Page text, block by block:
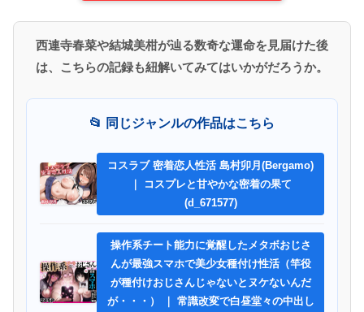
西連寺春菜や結城美柑が辿る数奇な運命を見届けた後
は、こちらの記録も紐解いてみてはいかがだろうか。
📂 同じジャンルの作品はこちら
コスラブ 密着恋人性活 島村卯月(Bergamo)
｜ コスプレと甘やかな密着の果て
(d_671577)
操作系チート能力に覚醒したメタボおじさ
んが最強スマホで美少女種付け性活（竿役
が種付けおじさんじゃないとヌケないんだ
が・・・） ｜ 常識改変で白昼堂々の中出し